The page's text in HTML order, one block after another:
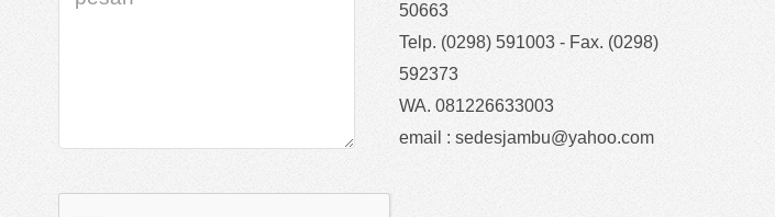
50663
Telp. (0298) 591003 - Fax. (0298)
592373
WA. 081226633003
email : sedesjambu@yahoo.com